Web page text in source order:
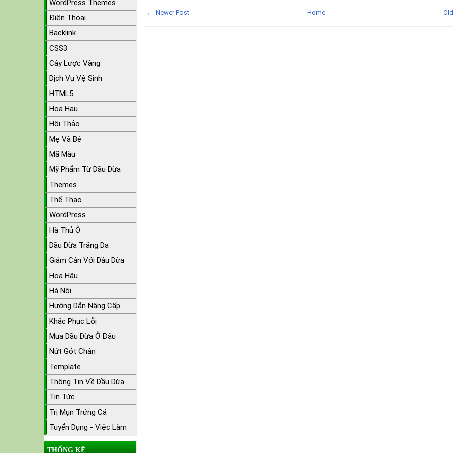
← Newer Post Home
WordPress Themes
Điện Thoại
Backlink
CSS3
Cây Lược Vàng
Dịch Vụ Vệ Sinh
HTML5
Hoa Hau
Hội Thảo
Mẹ Và Bé
Mã Màu
Mỹ Phẩm Từ Dầu Dừa
Themes
Thể Thao
WordPress
Hà Thủ Ô
Dầu Dừa Trắng Da
Giảm Cân Với Dầu Dừa
Hoa Hậu
Hà Nội
Hướng Dẫn Nâng Cấp
Khắc Phục Lỗi
Mua Dầu Dừa Ở Đâu
Nứt Gót Chân
Template
Thông Tin Về Dầu Dừa
Tin Tức
Trị Mụn Trứng Cá
Tuyển Dụng - Việc Làm
THỐNG KÊ